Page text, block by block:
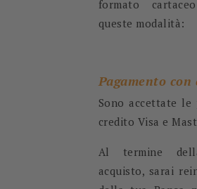
formato
queste modalità:
Pagamento
Sono accettate
credito Visa e
Al termine
acquisto, sarai